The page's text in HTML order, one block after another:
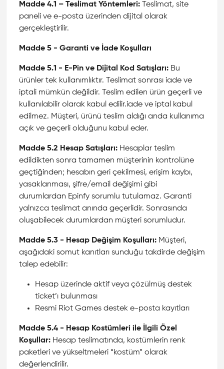
Madde 4.1 – Teslimat Yöntemleri: Teslimat, site
paneli ve e-posta üzerinden dijital olarak
gerçekleştirilir.
Madde 5 - Garanti ve İade Koşulları
Madde 5.1 - E-Pin ve Dijital Kod Satışları: Bu
ürünler tek kullanımlıktır. Teslimat sonrası iade ve
iptali mümkün değildir. Teslim edilen ürün geçerli ve
kullanılabilir olarak kabul edilir.iade ve iptal kabul
edilmez. Müşteri, ürünü teslim aldığı anda kullanıma
açık ve geçerli olduğunu kabul eder.
Madde 5.2 Hesap Satışları: Hesaplar teslim
edildikten sonra tamamen müşterinin kontrolüne
geçtiğinden; hesabın geri çekilmesi, erişim kaybı,
yasaklanması, şifre/email değişimi gibi
durumlardan Epinfy sorumlu tutulamaz. Garanti
yalnızca teslimat anında geçerlidir. Sonrasında
oluşabilecek durumlardan müşteri sorumludur.
Madde 5.3 - Hesap Değişim Koşulları: Müşteri,
aşağıdaki somut kanıtları sunduğu takdirde değişim
talep edebilir:
Hesap üzerinde aktif veya çözülmüş destek
ticket’ı bulunması
Resmi Riot Games destek e-posta kayıtları
Madde 5.4 - Hesap Kostümleri ile İlgili Özel
Koşullar: Hesap teslimatında, kostümlerin renk
paketleri ve yükseltmeleri “kostüm” olarak
değerlendirilir.